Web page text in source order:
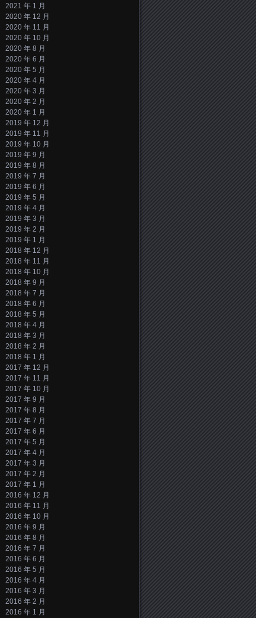
2021 年 1 月
2020 年 12 月
2020 年 11 月
2020 年 10 月
2020 年 8 月
2020 年 6 月
2020 年 5 月
2020 年 4 月
2020 年 3 月
2020 年 2 月
2020 年 1 月
2019 年 12 月
2019 年 11 月
2019 年 10 月
2019 年 9 月
2019 年 8 月
2019 年 7 月
2019 年 6 月
2019 年 5 月
2019 年 4 月
2019 年 3 月
2019 年 2 月
2019 年 1 月
2018 年 12 月
2018 年 11 月
2018 年 10 月
2018 年 9 月
2018 年 7 月
2018 年 6 月
2018 年 5 月
2018 年 4 月
2018 年 3 月
2018 年 2 月
2018 年 1 月
2017 年 12 月
2017 年 11 月
2017 年 10 月
2017 年 9 月
2017 年 8 月
2017 年 7 月
2017 年 6 月
2017 年 5 月
2017 年 4 月
2017 年 3 月
2017 年 2 月
2017 年 1 月
2016 年 12 月
2016 年 11 月
2016 年 10 月
2016 年 9 月
2016 年 8 月
2016 年 7 月
2016 年 6 月
2016 年 5 月
2016 年 4 月
2016 年 3 月
2016 年 2 月
2016 年 1 月